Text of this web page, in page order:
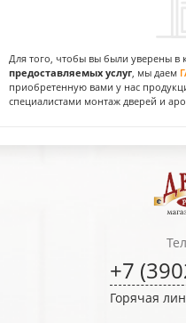
Для того, чтобы вы были уверены в
предоставляемых услуг , мы даем
приобретенную вами у нас
специалистами монтаж дверей и
+7
Горячая